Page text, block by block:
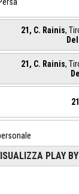
21, C. Rainis,
21, C. Rainis,
16,
PLAY